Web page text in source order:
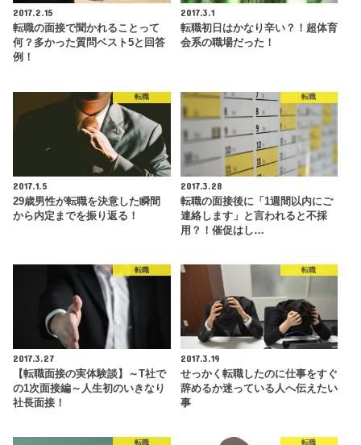
2017.2.15
転職の面接で聞かれることって
何？多かった質問ベスト5と回答
例！
2017.3.1
転職初日はかなり辛い？！超体育
会系の職場だった！
転職
2017.1.5
29歳男性が転職を決意した瞬間
から内定までを振り返る！
転職
2017.3.28
転職の面接後に「1週間以内にご
連絡します」と言われると不採
用？！催促はし…
転職
2017.3.27
【転職面接の実体験談】～T社で
の1次面接編～人生初のいきなり
社長面接！
転職
2017.3.19
せっかく転職したのに仕事をすぐ
辞めるか迷っている人へ伝えたい
事
転職 転職